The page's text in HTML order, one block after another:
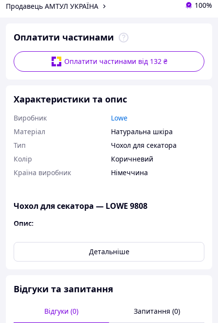
Продавець АМТУЛ УКРАЇНА 100%
Оплатити частинами
Оплатити частинами від 132 ₴
Характеристики та опис
Виробник
Lowe
Матеріал
Натуральна шкіра
Тип
Чохол для секатора
Колір
Коричневий
Країна виробник
Німеччина
Чохол для секатора — LOWE 9808
Опис:
Стандартний захисний шкіряний чохол для
зручний у використанні: надійно фіксується на
та не випадає, що захищає його
захист з обох боків від випадкового
зісковзування пальців на різальну крайку леза,
Детальніше
Відгуки та запитання
Відгуки (0) Запитання (0)